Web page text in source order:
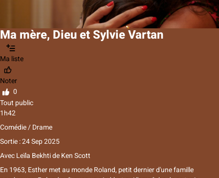
Ma mère, Dieu et Sylvie Vartan
Ma liste
Noter
0
Tout public
1h42
Comédie / Drame
Sortie : 24 Sep 2025
AvecLeïla BekhtideKen Scott
En 1963, Esther met au monde Roland, petit dernier d'une famille